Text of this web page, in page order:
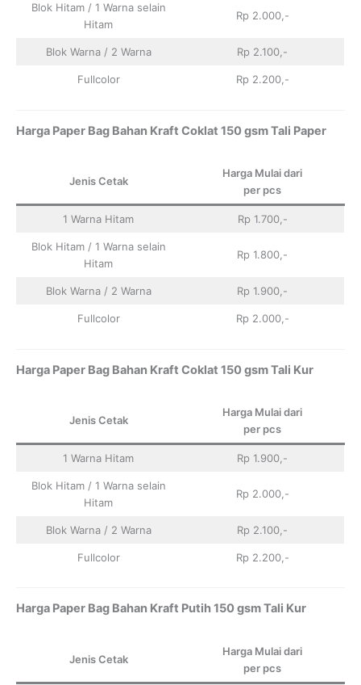
Blok Hitam / 1 Warna selain
Hitam
Rp 2.000,-
Blok Warna / 2 Warna Rp 2.100,-
Fullcolor Rp 2.200,-
Harga Paper Bag Bahan Kraft Coklat 150 gsm Tali Paper
Jenis Cetak
Harga Mulai dari
per pcs
1 Warna Hitam Rp 1.700,-
Blok Hitam / 1 Warna selain
Hitam
Rp 1.800,-
Blok Warna / 2 Warna Rp 1.900,-
Fullcolor Rp 2.000,-
Harga Paper Bag Bahan Kraft Coklat 150 gsm Tali Kur
Jenis Cetak
Harga Mulai dari
per pcs
1 Warna Hitam Rp 1.900,-
Blok Hitam / 1 Warna selain
Hitam
Rp 2.000,-
Blok Warna / 2 Warna Rp 2.100,-
Fullcolor Rp 2.200,-
Harga Paper Bag Bahan Kraft Putih 150 gsm Tali Kur
Jenis Cetak
Harga Mulai dari
per pcs